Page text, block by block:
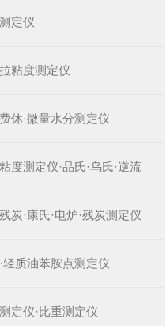
定仪
粘度测定仪
休·微量水分测定仪
度测定仪·品氏·乌氏·逆流
炭·康氏·电炉·残炭测定仪
轻质油苯胺点测定仪
定仪·比重测定仪